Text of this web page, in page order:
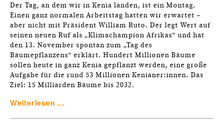
Der Tag, an dem wir in Kenia landen, ist ein Montag.
Einen ganz normalen Arbeitstag hatten wir erwartet –
aber nicht mit Präsident William Ruto. Der legt Wert auf
seinen neuen Ruf als „Klimachampion Afrikas“ und hat
den 13. November spontan zum „Tag des
Bäumepflanzens“ erklärt. Hundert Millionen Bäume
sollen heute in ganz Kenia gepflanzt werden, eine große
Aufgabe für die rund 53 Millionen Kenianer:innen. Das
Ziel: 15 Milliarden Bäume bis 2032.
Weiterlesen …